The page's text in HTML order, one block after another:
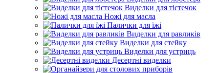
Виделки для тістечок
Ножі для масла
Палички для їжі
Виделки для равликів
Виделки для стейку
Виделки для устриць
Десертні виделки